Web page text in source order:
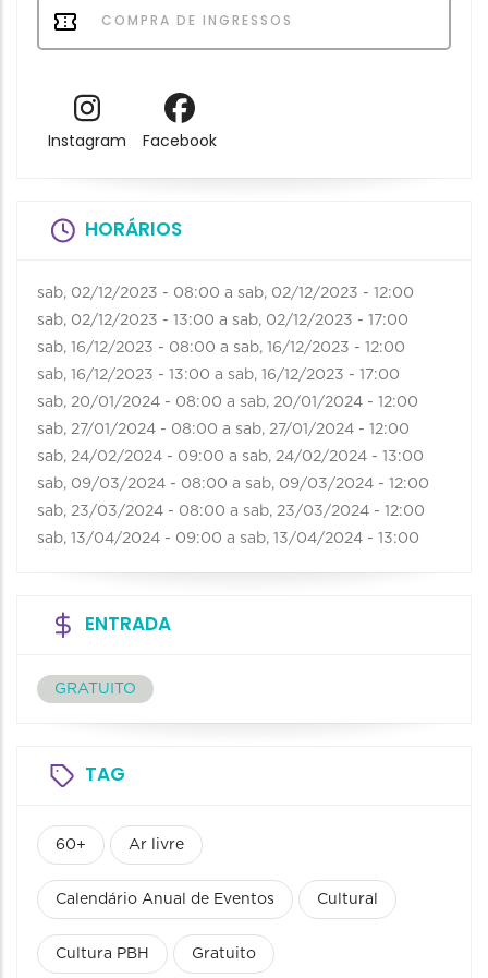
COMPRA DE INGRESSOS
Instagram Facebook
HORÁRIOS
sab, 02/12/2023 - 08:00 a sab, 02/12/2023 - 12:00
sab, 02/12/2023 - 13:00 a sab, 02/12/2023 - 17:00
sab, 16/12/2023 - 08:00 a sab, 16/12/2023 - 12:00
sab, 16/12/2023 - 13:00 a sab, 16/12/2023 - 17:00
sab, 20/01/2024 - 08:00 a sab, 20/01/2024 - 12:00
sab, 27/01/2024 - 08:00 a sab, 27/01/2024 - 12:00
sab, 24/02/2024 - 09:00 a sab, 24/02/2024 - 13:00
sab, 09/03/2024 - 08:00 a sab, 09/03/2024 - 12:00
sab, 23/03/2024 - 08:00 a sab, 23/03/2024 - 12:00
sab, 13/04/2024 - 09:00 a sab, 13/04/2024 - 13:00
ENTRADA
GRATUITO
TAG
60+ Ar livre
Calendário Anual de Eventos Cultural
Cultura PBH Gratuito